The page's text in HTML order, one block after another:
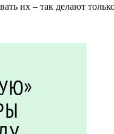
их – так делают